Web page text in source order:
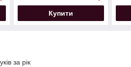
Купити
за рік